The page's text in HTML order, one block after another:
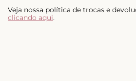
Veja nossa política de trocas e
clicando aqui.